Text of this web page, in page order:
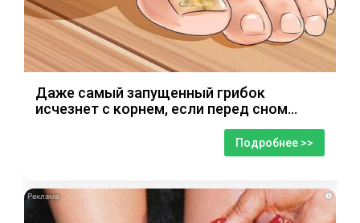
Даже самый запущенный грибок
исчезнет с корнем, если перед сном…
Подробнее >>
i